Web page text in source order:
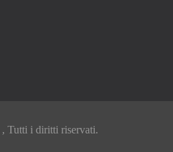
, Tutti i diritti riservati.